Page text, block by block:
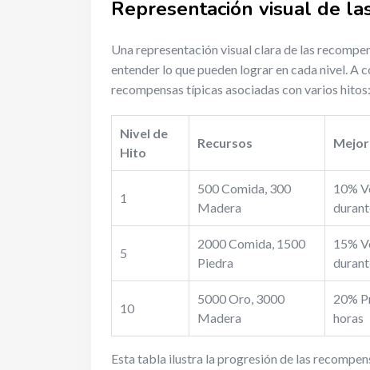
Representación visual de
Una representación visual clara de las
entender lo que pueden lograr en cada nivel. A
recompensas típicas asociadas con varios hitos:
Nivel de
Hito
Recursos
1
500 Comida, 300
Madera
10%
5
2000 Comida, 1500
Piedra
15%
10
5000 Oro, 3000
Madera
20%
horas
Esta tabla ilustra la progresión de las